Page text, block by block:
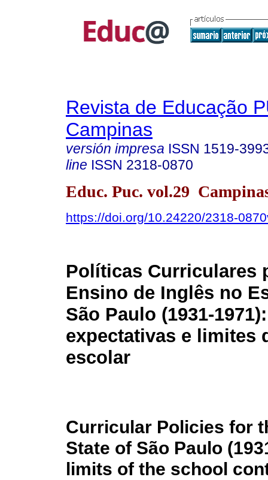
Revista de Educação
Campinas
versión impresa ISSN 1519-
line ISSN 2318-0870
Educ. Puc. vol.29
https://doi.org/10.24220/2318-
Políticas Curriculares
Ensino de Inglês no
São Paulo (1931-1971):
expectativas e limites
escolar
Curricular Policies for
State of São Paulo
limits of the school